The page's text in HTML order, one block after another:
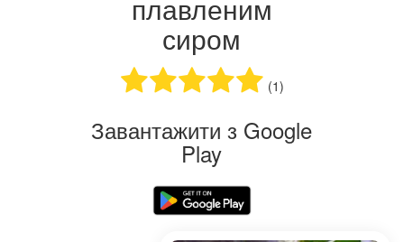
плавленим
сиром
(1)
Завантажити з Google
Play